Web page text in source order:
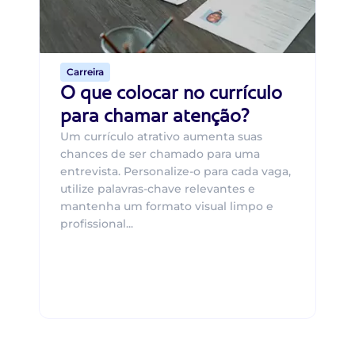
Carreira
O que colocar no currículo
para chamar atenção?
Um currículo atrativo aumenta suas
chances de ser chamado para uma
entrevista. Personalize-o para cada vaga,
utilize palavras-chave relevantes e
mantenha um formato visual limpo e
profissional...